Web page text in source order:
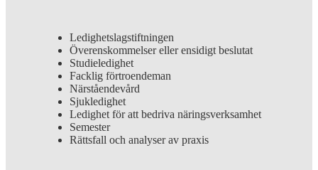
Ledighetslagstiftningen
Överenskommelser eller ensidigt beslutat
Studieledighet
Facklig förtroendeman
Närståendevård
Sjukledighet
Ledighet för att bedriva näringsverksamhet
Semester
Rättsfall och analyser av praxis